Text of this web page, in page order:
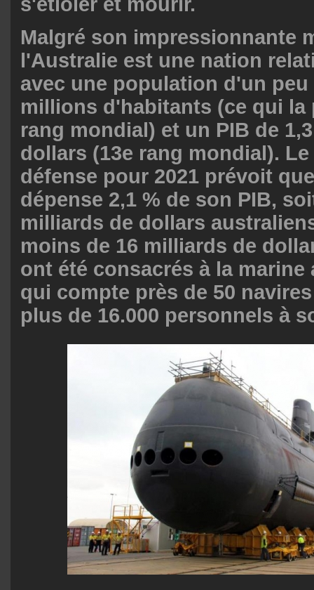
Malgré son impressionnante
l'Australie est une nation
avec une population d'un peu
millions d'habitants (ce qui la
rang mondial) et un PIB de
dollars (13e rang mondial).
défense pour 2021 prévoit
dépense 2,1 % de son PIB,
milliards de dollars
moins de 16 milliards de
ont été consacrés à la marine
qui compte près de 50
plus de 16.000 personnels à